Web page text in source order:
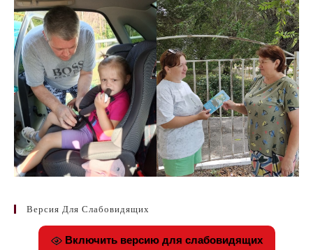
Версия Для Слабовидящих
Включить версию для слабовидящих